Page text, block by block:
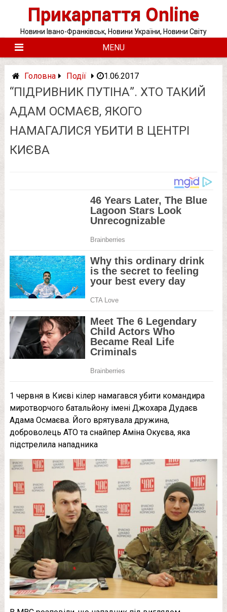
Прикарпаття Online
Новини Івано-Франківськ, Новини України, Новини Світу
MENU
Головна Події 1.06.2017
“ПІДРИВНИК ПУТІНА”. ХТО ТАКИЙ
АДАМ ОСМАЄВ, ЯКОГО
НАМАГАЛИСЯ YБИТИ В ЦЕНТРІ
КИЄВА
1 червня в Києві кiлер намагався yбити командира
миротворчого батальйону імені Джохара Дудаєв
Адама Осмаєва. Його врятувала дружина,
доброволець АТО та снaйпер Аміна Окуєва, яка
підcтрелила напaдника